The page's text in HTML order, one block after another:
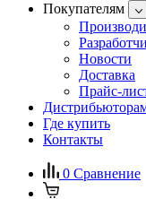
Покупателям
Новости
Доставка
Прайс-
Где купить
Контакты
0 Сравнение